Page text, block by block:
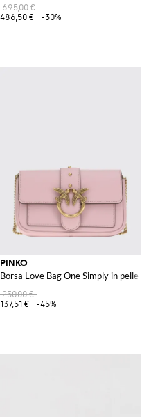
695,00 €
486,50 €
-30%
PINKO
Borsa Love Bag One Simply in pelle
250,00 €
137,51 €
-45%